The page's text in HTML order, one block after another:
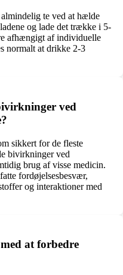
te ved at hælde
og lade det trække i 5-
afhængigt af individuelle
normalt at drikke 2-3
ved
sikkert for de fleste
bivirkninger ved
brug af visse medicin.
fordøjelsesbesvær,
og interaktioner med
at forbedre